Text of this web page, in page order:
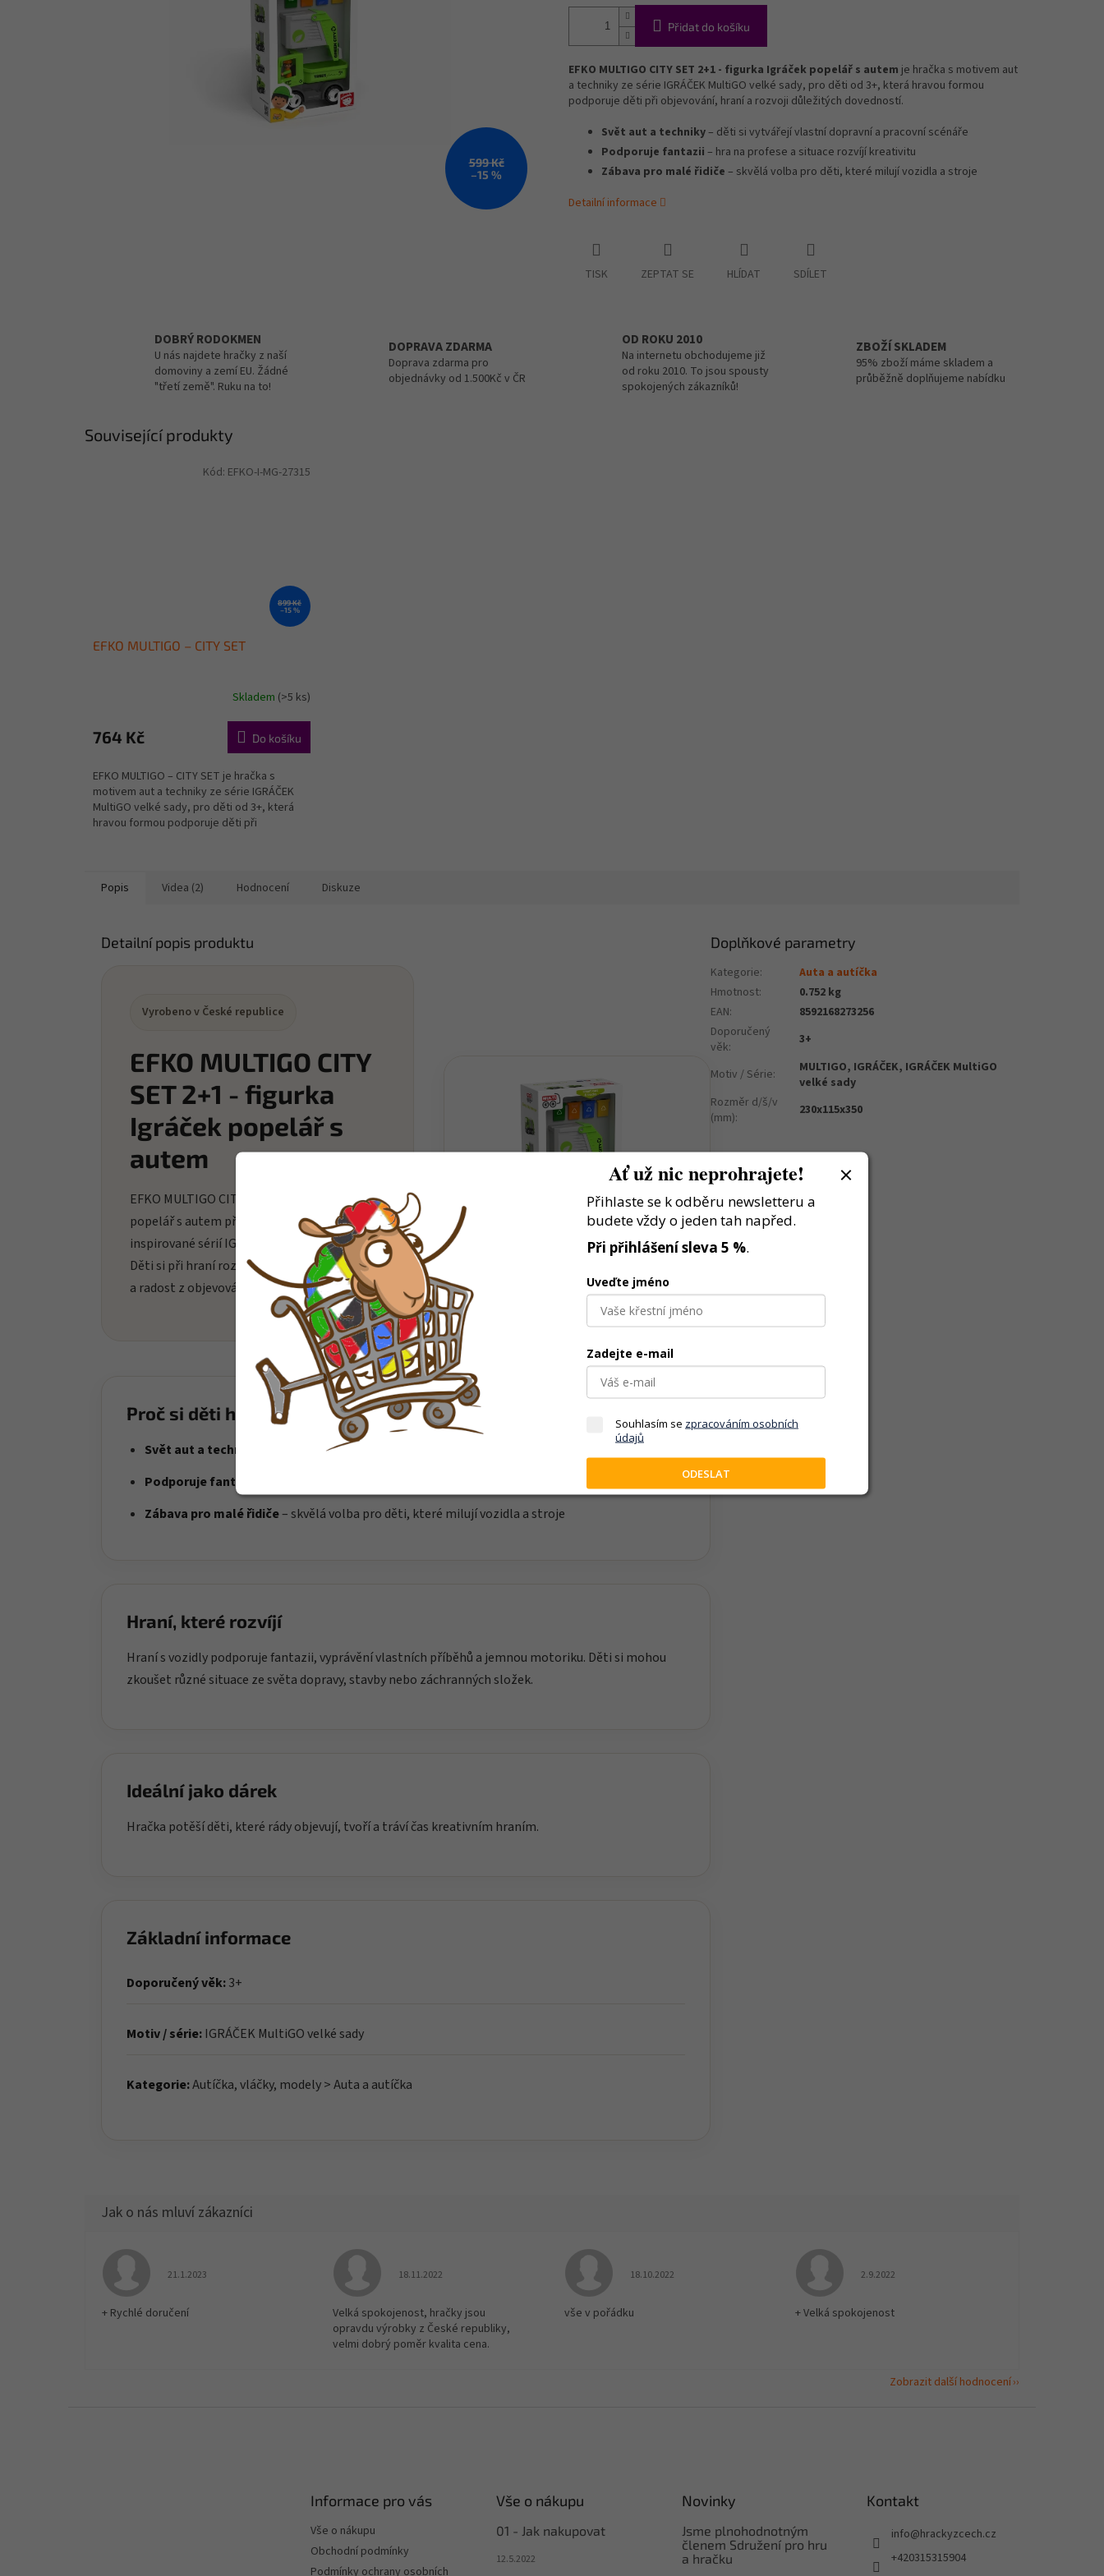
599 Kč
–15 %
Přidat do košíku
EFKO MULTIGO CITY SET 2+1 - figurka Igráček popelář s autem je hračka s motivem aut
a techniky ze série IGRÁČEK MultiGO velké sady, pro děti od 3+, která hravou formou
podporuje děti při objevování, hraní a rozvoji důležitých dovedností.
Svět aut a techniky– děti si vytvářejí vlastní dopravní a pracovní scénáře
Podporuje fantazii – hra na profese a situace rozvíjí kreativitu
Zábava pro malé řidiče – skvělá volba pro děti, které milují vozidla a stroje
Detailní informace
TISK ZEPTAT SE HLÍDAT SDÍLET
DOBRÝ RODOKMEN
U nás najdete hračky z naší
domoviny a zemí EU. Žádné
"třetí země". Ruku na to!
DOPRAVA ZDARMA
Doprava zdarma pro
objednávky od 1.500Kč v ČR
OD ROKU 2010
Na internetu obchodujeme již
od roku 2010. To jsou spousty
spokojených zákazníků!
ZBOŽÍ SKLADEM
95% zboží máme skladem a
průběžně doplňujeme nabídku
Související produkty
899 Kč
–15 %
EFKO MULTIGO – CITY SET
Skladem (>5 ks)
764 Kč Do košíku
EFKO MULTIGO – CITY SET je hračka s
motivem aut a techniky ze série IGRÁČEK
MultiGO velké sady, pro děti od 3+, která
hravou formou podporuje děti při
Kód: EFKO-I-MG-27315
Popis Videa (2) Hodnocení Diskuze
Detailní popis produktu
Vyrobeno v České republice
EFKO MULTIGO CITY
SET 2+1 - figurka
Igráček popelář s
autem
EFKO MULTIGO CITY SET 2+1 - figurka Igráček
popelář s autem přináší dětem zábavné hraní
inspirované sérií IGRÁČEK MultiGO velké sady.
Děti si při hraní rozvíjejí fantazii, soustředění
a radost z objevování nových možností hry.
Proč si děti hračku oblíbí?
Svět aut a techniky
– děti si vytvářejí vlastní dopravní a pracovní scénáře
Podporuje fantazii
Zábava pro malé řidiče– skvělá volba pro děti, které milují vozidla a stroje
Hraní, které rozvíjí
Hraní s vozidly podporuje fantazii, vyprávění vlastních příběhů a jemnou motoriku. Děti si mohou
zkoušet různé situace ze světa dopravy, stavby nebo záchranných složek.
Ideální jako dárek
Hračka potěší děti, které rády objevují, tvoří a tráví čas kreativním hraním.
Základní informace
Doporučený věk:3+
Motiv / série: IGRÁČEK MultiGO velké sady
Kategorie:Autíčka, vláčky, modely > Auta a autíčka
Doplňkové parametry
Kategorie:
Auta a autíčka
Hmotnost:
0.752 kg
EAN:
8592168273256
Doporučený
věk: 3+
Motiv / Série:
MULTIGO, IGRÁČEK, IGRÁČEK MultiGO
velké sady
Rozměr d/š/v
(mm): 230x115x350
Hodnocení obchodu je 5 z 5 hvězdiček.
21.1.2023
+ Rychlé doručení
Hodnocení obchodu je 5 z 5 hvězdiček.
18.11.2022
Velká spokojenost, hračky jsou
opravdu výrobky z České republiky,
velmi dobrý poměr kvalita cena.
Hodnocení obchodu je 5 z 5 hvězdiček.
18.10.2022
vše v pořádku
Hodnocení obchodu je 5 z 5 hvězdiček.
2.9.2022
+ Velká spokojenost
Zobrazit další hodnocení
Informace pro vás
Vše o nákupu
Obchodní podmínky
Podmínky ochrany osobních
Vše o nákupu
01 - Jak nakupovat
12.5.2022
Novinky
Jsme plnohodnotným
členem Sdružení pro hru
a hračku
Kontakt
info@hrackyzcech.cz
+420315315904
Ať už nic neprohrajete!
Přihlaste se k odběru newsletteru a
budete vždy o jeden tah napřed.
Při přihlášení sleva 5 %.
Uveďte jméno
Zadejte e-mail
Souhlasím se zpracováním osobních
údajů
ODESLAT